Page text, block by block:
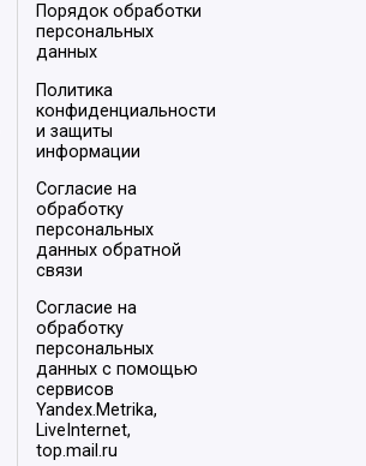
Порядок обработки
персональных
данных
Политика
конфиденциальности
и защиты
информации
Согласие на
обработку
персональных
данных обратной
связи
Согласие на
обработку
персональных
данных с помощью
сервисов
Yandex.Metrika,
LiveInternet,
top.mail.ru